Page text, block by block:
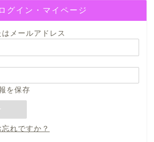
ログイン・マイページ
メールアドレス
を保存
れですか？